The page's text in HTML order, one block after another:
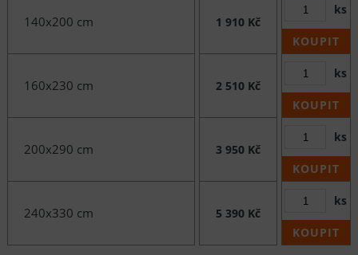
140x200 cm 1 910 Kč
ks
KOUPIT
160x230 cm 2 510 Kč
ks
KOUPIT
200x290 cm 3 950 Kč
ks
KOUPIT
240x330 cm 5 390 Kč
ks
KOUPIT